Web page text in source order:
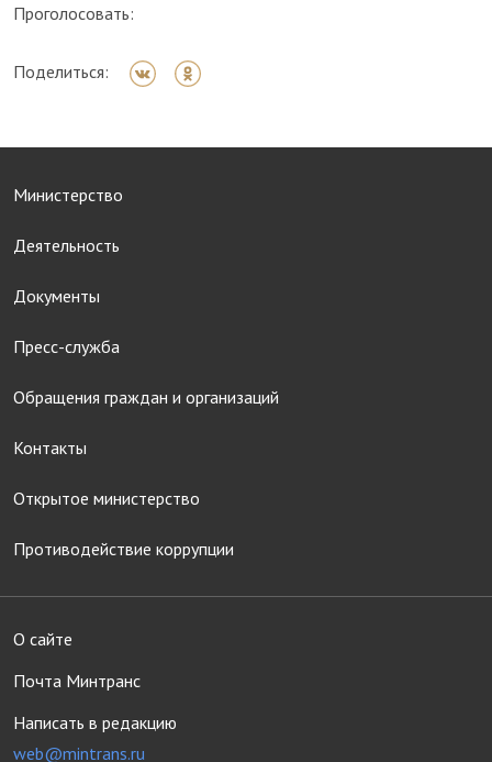
Проголосовать:
Поделиться:
Министерство
Деятельность
Документы
Пресс-служба
Обращения граждан и организаций
Контакты
Открытое министерство
Противодействие коррупции
О сайте
Почта Минтранс
Написать в редакцию
web@mintrans.ru